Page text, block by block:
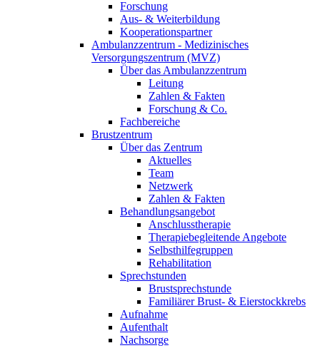
Forschung
Aus- & Weiterbildung
Kooperationspartner
Ambulanzzentrum - Medizinisches
Versorgungszentrum (MVZ)
Über das Ambulanzzentrum
Leitung
Zahlen & Fakten
Forschung & Co.
Fachbereiche
Brustzentrum
Über das Zentrum
Aktuelles
Team
Netzwerk
Zahlen & Fakten
Behandlungsangebot
Anschlusstherapie
Therapiebegleitende Angebote
Selbsthilfegruppen
Rehabilitation
Sprechstunden
Brustsprechstunde
Familiärer Brust- & Eierstockkrebs
Aufnahme
Aufenthalt
Nachsorge